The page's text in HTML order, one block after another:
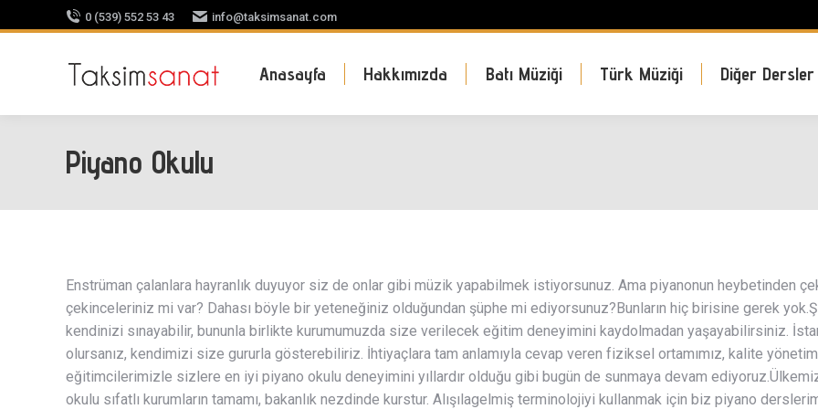
0 (539) 552 53 43 info@taksimsanat.com
Anasayfa Hakkımızda Batı Müziği Türk Müziği Diğer Dersler
Piyano Okulu
Enstrüman çalanlara hayranlık duyuyor siz de onlar gibi müzik yapabilmek istiyorsunuz. Ama piyanonun heybetinden
çekinceleriniz mi var? Dahası böyle bir yeteneğiniz olduğundan şüphe mi ediyorsunuz?Bunların hiç birisine gerek
kendinizi sınayabilir, bununla birlikte kurumumuzda size verilecek eğitim deneyimini kaydolmadan yaşayabilirsiniz.
olursanız, kendimizi size gururla gösterebiliriz. İhtiyaçlara tam anlamıyla cevap veren fiziksel ortamımız, kalite
eğitimcilerimizle sizlere en iyi piyano okulu deneyimini yıllardır olduğu gibi bugün de sunmaya devam
okulu sıfatlı kurumların tamamı, bakanlık nezdinde kurstur. Alışılagelmiş terminolojiyi kullanmak için biz piyano